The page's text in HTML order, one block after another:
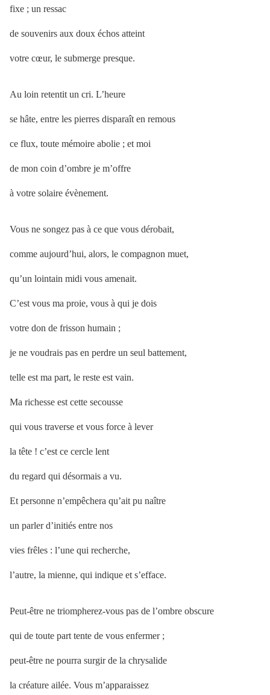
fixe ; un ressac
de souvenirs aux doux échos atteint
votre cœur, le submerge presque.
Au loin retentit un cri. L’heure
se hâte, entre les pierres disparaît en remous
ce flux, toute mémoire abolie ; et moi
de mon coin d’ombre je m’offre
à votre solaire évènement.
Vous ne songez pas à ce que vous dérobait,
comme aujourd’hui, alors, le compagnon muet,
qu’un lointain midi vous amenait.
C’est vous ma proie, vous à qui je dois
votre don de frisson humain ;
je ne voudrais pas en perdre un seul battement,
telle est ma part, le reste est vain.
Ma richesse est cette secousse
qui vous traverse et vous force à lever
la tête ! c’est ce cercle lent
du regard qui désormais a vu.
Et personne n’empêchera qu’ait pu naître
un parler d’initiés entre nos
vies frêles : l’une qui recherche,
l’autre, la mienne, qui indique et s’efface.
Peut-être ne triompherez-vous pas de l’ombre obscure
qui de toute part tente de vous enfermer ;
peut-être ne pourra surgir de la chrysalide
la créature ailée. Vous m’apparaissez